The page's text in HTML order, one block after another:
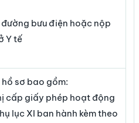
bưu điện hoặc nộp
Y tế
hồ sơ bao gồm:
cấp giấy phép hoạt động
lục XI ban hành kèm theo